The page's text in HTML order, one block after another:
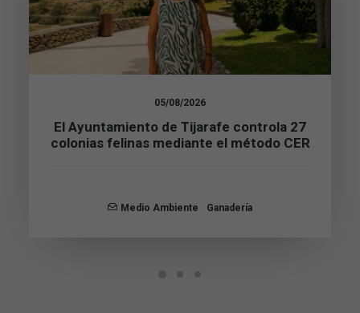
05/08/2026
El Ayuntamiento de Tijarafe controla 27
colonias felinas mediante el método CER
Medio Ambiente Ganadería
son
opcionales.
Son
necesarias
para que
Estadísticas
funcionalidad